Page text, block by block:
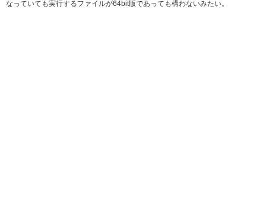
なっていても実行するファイルが64bit版であっても構わないみたい。